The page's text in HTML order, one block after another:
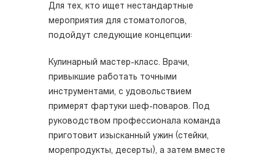
Для тех, кто ищет нестандартные
мероприятия для стоматологов,
подойдут следующие концепции:
Кулинарный мастер-класс. Врачи,
привыкшие работать точными
инструментами, с удовольствием
примерят фартуки шеф-поваров. Под
руководством профессионала команда
приготовит изысканный ужин (стейки,
морепродукты, десерты), а затем вместе